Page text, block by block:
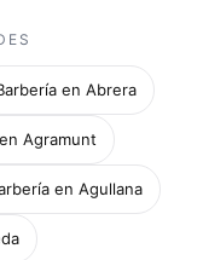
en Abrera
Agramunt
en Agullana